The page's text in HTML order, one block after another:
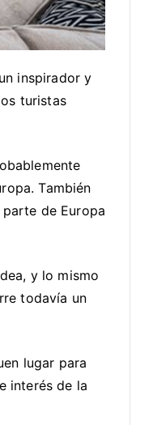
inspirador y
turistas
También
de Europa
y lo mismo
todavía un
lugar para
interés de la